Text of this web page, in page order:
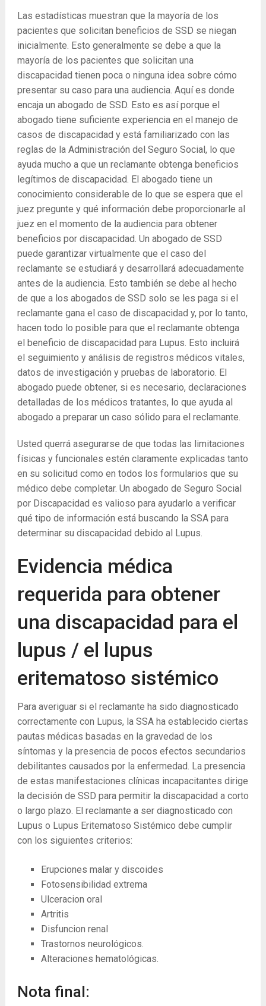
Las estadísticas muestran que la mayoría de los
pacientes que solicitan beneficios de SSD se niegan
inicialmente. Esto generalmente se debe a que la
mayoría de los pacientes que solicitan una
discapacidad tienen poca o ninguna idea sobre cómo
presentar su caso para una audiencia. Aquí es donde
encaja un abogado de SSD. Esto es así porque el
abogado tiene suficiente experiencia en el manejo de
casos de discapacidad y está familiarizado con las
reglas de la Administración del Seguro Social, lo que
ayuda mucho a que un reclamante obtenga beneficios
legítimos de discapacidad. El abogado tiene un
conocimiento considerable de lo que se espera que el
juez pregunte y qué información debe proporcionarle al
juez en el momento de la audiencia para obtener
beneficios por discapacidad. Un abogado de SSD
puede garantizar virtualmente que el caso del
reclamante se estudiará y desarrollará adecuadamente
antes de la audiencia. Esto también se debe al hecho
de que a los abogados de SSD solo se les paga si el
reclamante gana el caso de discapacidad y, por lo tanto,
hacen todo lo posible para que el reclamante obtenga
el beneficio de discapacidad para Lupus. Esto incluirá
el seguimiento y análisis de registros médicos vitales,
datos de investigación y pruebas de laboratorio. El
abogado puede obtener, si es necesario, declaraciones
detalladas de los médicos tratantes, lo que ayuda al
abogado a preparar un caso sólido para el reclamante.
Usted querrá asegurarse de que todas las limitaciones
físicas y funcionales estén claramente explicadas tanto
en su solicitud como en todos los formularios que su
médico debe completar. Un abogado de Seguro Social
por Discapacidad es valioso para ayudarlo a verificar
qué tipo de información está buscando la SSA para
determinar su discapacidad debido al Lupus.
Evidencia médica
requerida para obtener
una discapacidad para el
lupus / el lupus
eritematoso sistémico
Para averiguar si el reclamante ha sido diagnosticado
correctamente con Lupus, la SSA ha establecido ciertas
pautas médicas basadas en la gravedad de los
síntomas y la presencia de pocos efectos secundarios
debilitantes causados ​​por la enfermedad. La presencia
de estas manifestaciones clínicas incapacitantes dirige
la decisión de SSD para permitir la discapacidad a corto
o largo plazo. El reclamante a ser diagnosticado con
Lupus o Lupus Eritematoso Sistémico debe cumplir
con los siguientes criterios:
Erupciones malar y discoides
Fotosensibilidad extrema
Ulceracion oral
Artritis
Disfuncion renal
Trastornos neurológicos.
Alteraciones hematológicas.
Nota final: